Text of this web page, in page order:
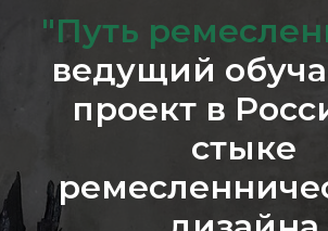
"Путь
ведущий
проект в
стыке